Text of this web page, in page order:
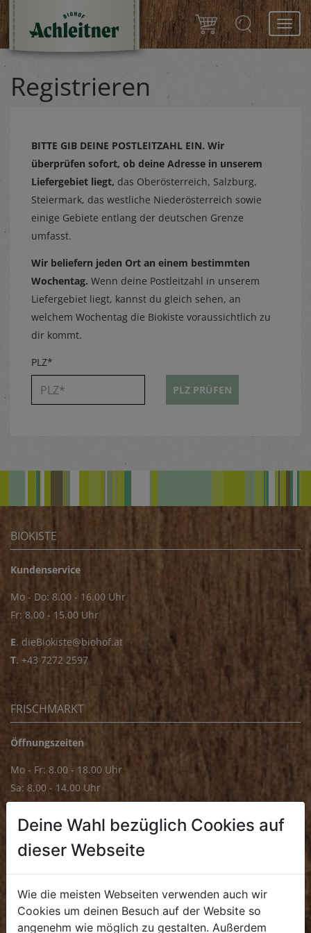
Registrieren
BITTE GIB DEINE POSTLEITZAHL EIN. Wir
überprüfen sofort, ob deine Adresse in unserem
Liefergebiet liegt, das Oberösterreich, Salzburg,
Steiermark, das westliche Niederösterreich sowie
einige Gebiete entlang der deutschen Grenze
umfasst.
Wir beliefern jeden Ort an einem bestimmten
Wochentag. Wenn deine Postleitzahl in unserem
Liefergebiet liegt, kannst du gleich sehen, an
welchem Wochentag die Biokiste voraussichtlich zu
dir kommt.
PLZ*
PLZ PRÜFEN
BIOKISTE
Kundenservice
Mo - Do: 8.00 - 16.00 Uhr
Fr: 8.00 - 15.00 Uhr
E. dieBiokiste@biohof.at
T. +43 7272 2597
FRISCHMARKT
Öffnungszeiten
Mo - Fr: 8.00 - 18.00 Uhr
Sa: 8.00 - 14.00 Uhr
Mo - Fr: 8.00 - 16.00 Uhr
. +43 7272 4859 70
Deine Wahl bezüglich Cookies auf
dieser Webseite
Wie die meisten Webseiten verwenden auch wir
Cookies um deinen Besuch auf der Website so
angenehm wie möglich zu gestalten. Außerdem